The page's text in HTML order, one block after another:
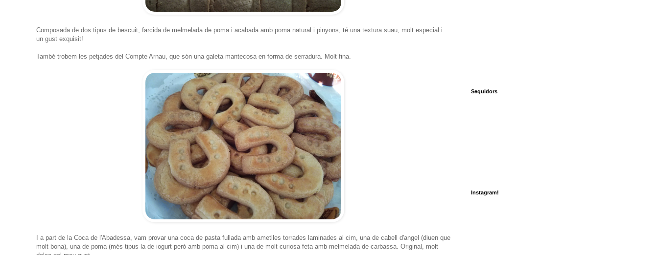
Composada de dos tipus de bescuit, farcida de melmelada de poma i acabada amb poma natural i pinyons, té una textura suau, molt especial i
un gust exquisit!
També trobem les petjades del Compte Arnau, que són una galeta mantecosa en forma de serradura. Molt fina.
I a part de la Coca de l'Abadessa, vam provar una coca de pasta fullada amb ametlles torrades laminades al cim, una de cabell d'angel (diuen que
molt bona), una de poma (més tipus la de iogurt però amb poma al cim) i una de molt curiosa feta amb melmelada de carbassa. Original, molt
Seguidors
Instagram!